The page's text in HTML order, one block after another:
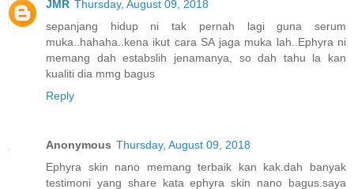
JMR Thursday, August 09, 2018
sepanjang hidup ni tak pernah lagi guna serum
muka..hahaha..kena ikut cara SA jaga muka lah..Ephyra ni
memang dah estabslih jenamanya, so dah tahu la kan
kualiti dia mmg bagus
Reply
Anonymous Thursday, August 09, 2018
Ephyra skin nano memang terbaik kan kak.dah banyak
testimoni yang share kata ephyra skin nano bagus.saya